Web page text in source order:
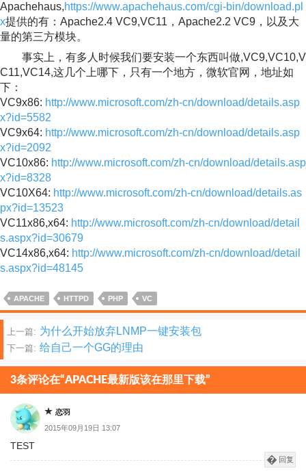
Apachehaus,https://www.apachehaus.com/cgi-bin/download.pl
x提供的有：Apache2.4 VC9,VC11，Apache2.2 VC9，以及大
量的第三方模块。
事实上，有多人时候我们要安装一个东西叫做,VC9,VC10,V
C11,VC14,这几个上哪下，只有一个地方，微软官网，地址如
下：
VC9x86: http://www.microsoft.com/zh-cn/download/details.asp
x?id=5582
VC9x64: http://www.microsoft.com/zh-cn/download/details.asp
x?id=2092
VC10x86: http://www.microsoft.com/zh-cn/download/details.asp
x?id=8328
VC10X64: http://www.microsoft.com/zh-cn/download/details.as
px?id=13523
VC11x86,x64: http://www.microsoft.com/zh-cn/download/detail
s.aspx?id=30679
VC14x86,x64: http://www.microsoft.com/zh-cn/download/detail
s.aspx?id=48145
APACHE HTTPD PHP VC
文
章
分
页
上一篇: 为什么开始放弃LNMP一键安装包
下一篇: 给自己一个GG的理由
3条评论在“APACHE最新版该在那里下载”
恋羽
2015年09月19日 13:07
TEST
回复